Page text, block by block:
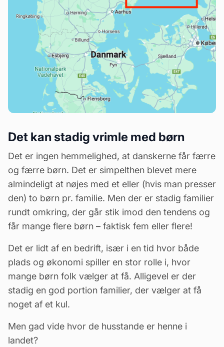
Det kan stadig vrimle med børn
Det er ingen hemmelighed, at danskerne får færre
og færre børn. Det er simpelthen blevet mere
almindeligt at nøjes med et eller (hvis man presser
den) to børn pr. familie. Men der er stadig familier
rundt omkring, der går stik imod den tendens og
får mange flere børn – faktisk fem eller flere!
Det er lidt af en bedrift, især i en tid hvor både
plads og økonomi spiller en stor rolle i, hvor
mange børn folk vælger at få. Alligevel er der
stadig en god portion familier, der vælger at få
noget af et kul.
Men gad vide hvor de husstande er henne i
landet?